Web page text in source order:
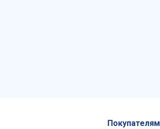
Покупателям